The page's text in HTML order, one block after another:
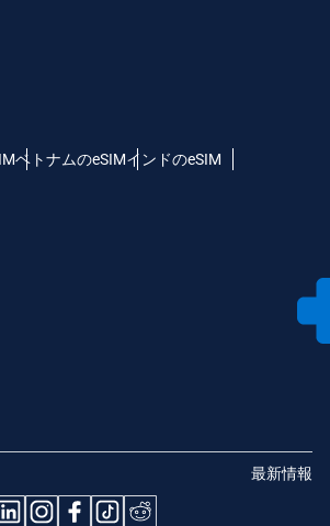
ベトナムのeSIMインドのeSIM
最新情報